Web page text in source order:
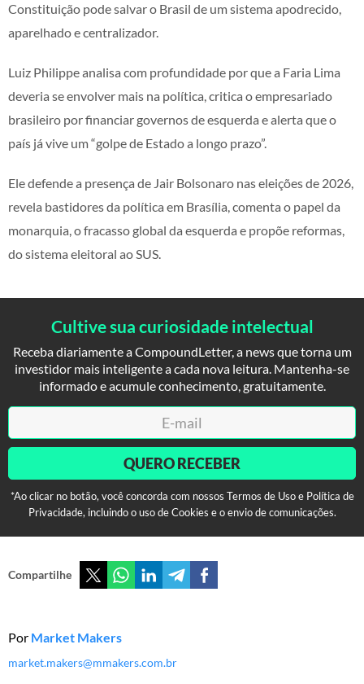
Constituição pode salvar o Brasil de um sistema apodrecido,
aparelhado e centralizador.
Luiz Philippe analisa com profundidade por que a Faria Lima
deveria se envolver mais na política, critica o empresariado
brasileiro por financiar governos de esquerda e alerta que o
país já vive um “golpe de Estado a longo prazo”.
Ele defende a presença de Jair Bolsonaro nas eleições de 2026,
revela bastidores da política em Brasília, comenta o papel da
monarquia, o fracasso global da esquerda e propõe reformas,
do sistema eleitoral ao SUS.
Cultive sua curiosidade intelectual
Receba diariamente a CompoundLetter, a news que torna um
investidor mais inteligente a cada nova leitura. Mantenha-se
informado e acumule conhecimento, gratuitamente.
QUERO RECEBER
*Ao clicar no botão, você concorda com nossos Termos de Uso e Política de
Privacidade, incluindo o uso de Cookies e o envio de comunicações.
Compartilhe
Por Market Makers
market.makers@mmakers.com.br